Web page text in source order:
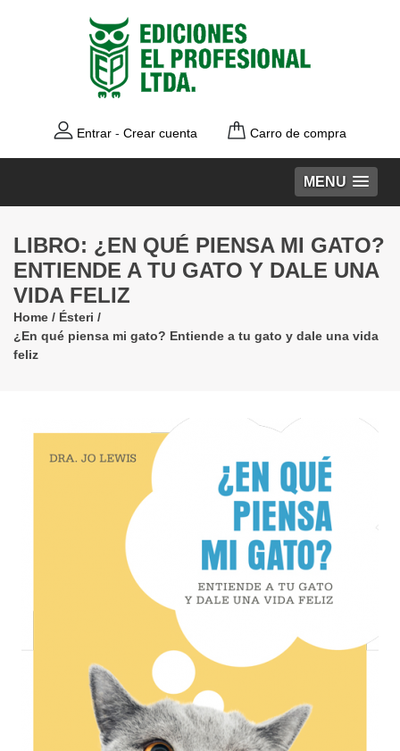
Entrar - Crear cuenta Carro de compra
MENU
LIBRO: ¿EN QUÉ PIENSA MI GATO?
ENTIENDE A TU GATO Y DALE UNA
VIDA FELIZ
Home / Ésteri /
¿En qué piensa mi gato? Entiende a tu gato y dale una vida
feliz